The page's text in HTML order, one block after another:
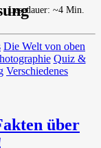
Die Welt von oben
Quiz &
Verschiedenes
über
Lesedauer: ~4 Min.